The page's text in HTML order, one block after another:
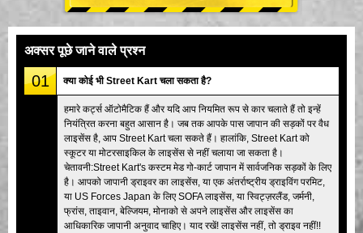
कंपनी
शाखा बदलें
टोक्यो शिनागावा #1 टोक्यो अकीहबारा#1
टोक्यो अकीहबारा#2 टोक्यो शिबुया
टोक्यो शिबुया एनेक्स टोक्यो बे
टोक्यो असाकुसा ओसाका
ओकिनावा
अक्सर पूछे जाने वाले प्रश्न
01 क्या कोई भी Street Kart चला सकता है?
हमारे कर्ट्स ऑटोमैटिक हैं और यदि आप नियमित रूप से कार चलाते हैं तो इन्हें
नियंत्रित करना बहुत आसान है। जब तक आपके पास जापान की सड़कों पर वैध
लाइसेंस है, आप Street Kart चला सकते हैं। हालांकि, Street Kart को
स्कूटर या मोटरसाइकिल के लाइसेंस से नहीं चलाया जा सकता है।
चेतावनी:Street Kart's कस्टम मेड गो-कार्ट जापान में सार्वजनिक सड़कों के लिए
है। आपको जापानी ड्राइवर का लाइसेंस, या एक अंतर्राष्ट्रीय ड्राइविंग परमिट,
या US Forces Japan के लिए SOFA लाइसेंस, या स्विट्ज़रलैंड, जर्मनी,
फ्रांस, ताइवान, बेल्जियम, मोनाको से अपने लाइसेंस और लाइसेंस का
आधिकारिक जापानी अनुवाद चाहिए। याद रखें! लाइसेंस नहीं, तो ड्राइव नहीं!!